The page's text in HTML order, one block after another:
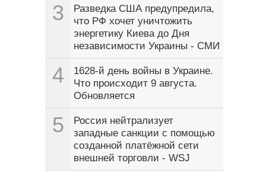
3
Разведка США предупредила,
что РФ хочет уничтожить
энергетику Киева до Дня
независимости Украины - СМИ
4
1628-й день войны в Украине.
Что происходит 9 августа.
Обновляется
5
Россия нейтрализует
западные санкции с помощью
созданной платёжной сети
внешней торговли - WSJ